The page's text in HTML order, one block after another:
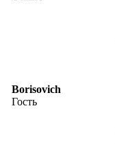
Borisovich
Гость